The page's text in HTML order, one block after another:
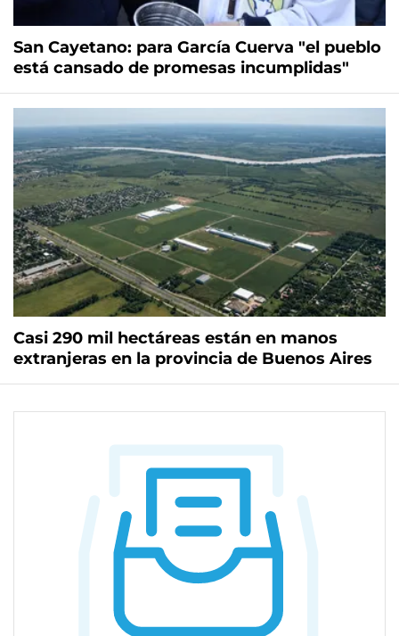
San Cayetano: para García Cuerva "el pueblo
está cansado de promesas incumplidas"
Casi 290 mil hectáreas están en manos
extranjeras en la provincia de Buenos Aires